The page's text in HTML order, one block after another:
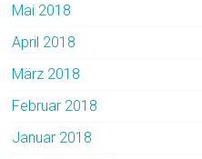
Mai 2018
April 2018
März 2018
Februar 2018
Januar 2018